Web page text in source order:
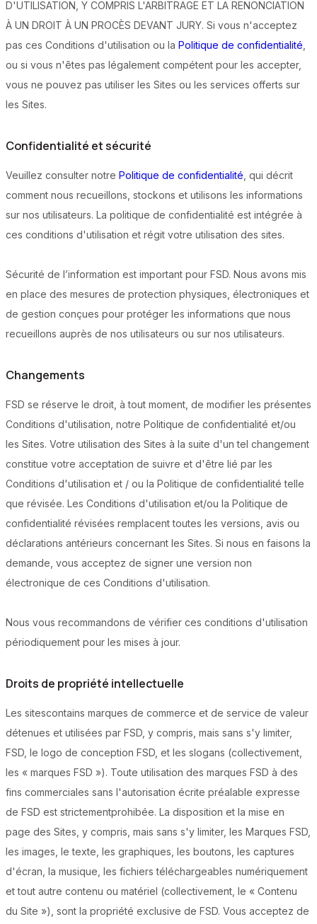
D'UTILISATION, Y COMPRIS L'ARBITRAGE ET LA RENONCIATION
À UN DROIT À UN PROCÈS DEVANT JURY. Si vous n'acceptez
pas ces Conditions d'utilisation ou la Politique de confidentialité
ou si vous n'êtes pas légalement compétent pour les accepter,
vous ne pouvez pas utiliser les Sites ou les services offerts sur
les Sites.
Confidentialité et sécurité
Veuillez consulter notre Politique de confidentialité , qui décrit
comment nous recueillons, stockons et utilisons les informations
sur nos utilisateurs. La politique de confidentialité est intégrée à
ces conditions d'utilisation et régit votre utilisation des sites.
Sécurité de l’information est important pour FSD. Nous avons mis
en place des mesures de protection physiques, électroniques et
de gestion conçues pour protéger les informations que nous
recueillons auprès de nos utilisateurs ou sur nos utilisateurs.
Changements
FSD se réserve le droit, à tout moment, de modifier les présentes
Conditions d'utilisation, notre Politique de confidentialité et/ou
les Sites. Votre utilisation des Sites à la suite d'un tel changement
constitue votre acceptation de suivre et d'être lié par les
Conditions d'utilisation et / ou la Politique de confidentialité telle
que révisée. Les Conditions d'utilisation et/ou la Politique de
confidentialité révisées remplacent toutes les versions, avis ou
déclarations antérieurs concernant les Sites. Si nous en faisons la
demande, vous acceptez de signer une version non
électronique de ces Conditions d'utilisation.
Nous vous recommandons de vérifier ces conditions d'utilisation
périodiquement pour les mises à jour.
Droits de propriété intellectuelle
Les sitescontains marques de commerce et de service de valeur
détenues et utilisées par FSD, y compris, mais sans s'y limiter,
FSD, le logo de conception FSD, et les slogans (collectivement,
les « marques FSD »). Toute utilisation des marques FSD à des
fins commerciales sans l'autorisation écrite préalable expresse
de FSD est strictementprohibée. La disposition et la mise en
page des Sites, y compris, mais sans s'y limiter, les Marques FSD,
les images, le texte, les graphiques, les boutons, les captures
d'écran, la musique, les fichiers téléchargeables numériquement
et tout autre contenu ou matériel (collectivement, le « Contenu
du Site »), sont la propriété exclusive de FSD. Vous acceptez de